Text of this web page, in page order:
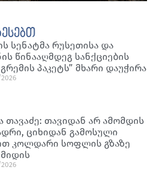
სენატმა რუსეთისა და
წინააღმდეგ სანქციების
პაკეტს” მხარი დაუჭირა
თავაძე: თავიდან არ ამომდის
ციხიდან გამოსული
კოლდარი სოფლის გზაზე